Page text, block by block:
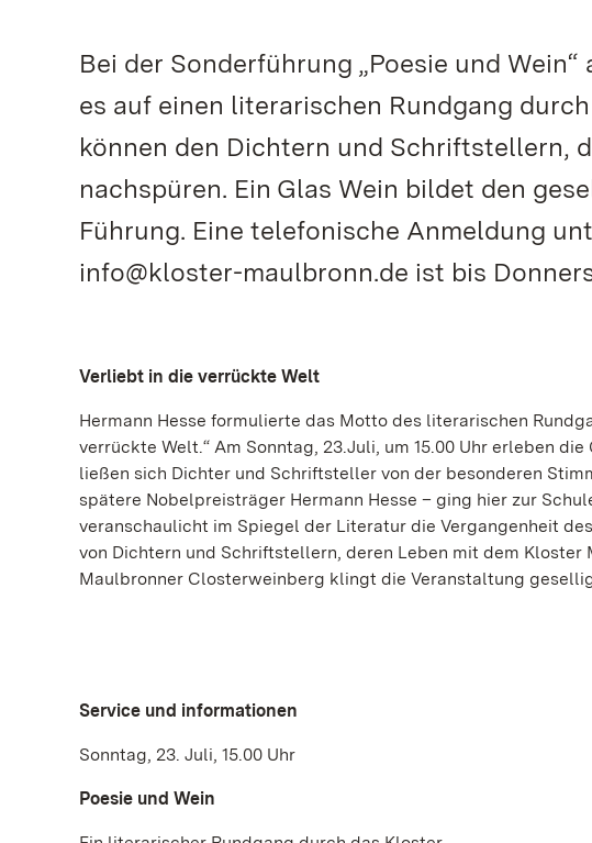
Bei der Sonderführung „Poesie und
es auf einen literarischen Rundgang
können den Dichtern und Schriftstellern,
nachspüren. Ein Glas Wein bildet den
Führung. Eine telefonische Anmeldung
info@kloster-maulbronn.de ist bis
Verliebt in die verrückte Welt
Hermann Hesse formulierte das Motto des literarischen
verrückte Welt.“ Am Sonntag, 23.Juli, um 15.00 Uhr erleben
ließen sich Dichter und Schriftsteller von der besonderen
spätere Nobelpreisträger Hermann Hesse – ging hier zur
veranschaulicht im Spiegel der Literatur die Vergangenheit
von Dichtern und Schriftstellern, deren Leben mit dem Kloster
Maulbronner Closterweinberg klingt die Veranstaltung
Service und informationen
Sonntag, 23. Juli, 15.00 Uhr
Poesie und Wein